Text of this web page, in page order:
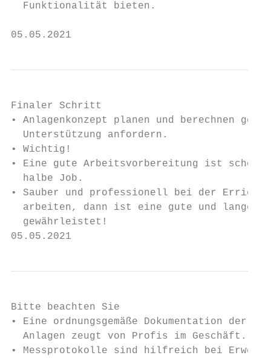
  Funktionalität bieten.
05.05.2021
Finaler Schritt
• Anlagenkonzept planen und berechnen ggf.
  Unterstützung anfordern.
• Wichtig!
• Eine gute Arbeitsvorbereitung ist schon
  halbe Job.
• Sauber und professionell bei der
arbeiten, dann ist eine gute und lange
  gewährleistet!
05.05.2021
Bitte beachten Sie
• Eine ordnungsgemäße Dokumentation der
  Anlagen zeugt von Profis im Geschäft.
• Messprotokolle sind hilfreich bei